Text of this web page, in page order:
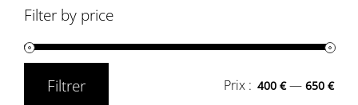
Filter by price
Filtrer Prix : 400 €—650 €